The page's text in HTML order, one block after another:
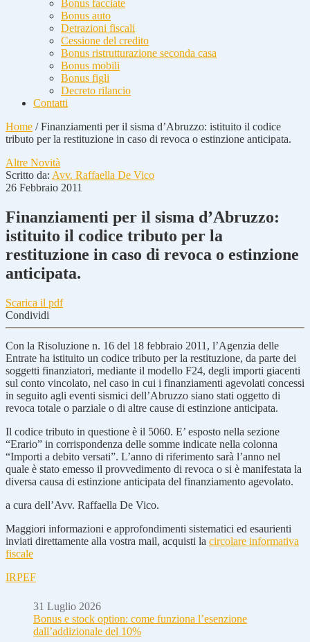
Bonus facciate
Bonus auto
Detrazioni fiscali
Cessione del credito
Bonus ristrutturazione seconda casa
Bonus mobili
Bonus figli
Decreto rilancio
Contatti
Home /Finanziamenti per il sisma d’Abruzzo: istituito il codice
tributo per la restituzione in caso di revoca o estinzione anticipata.
Altre Novità
Scritto da: Avv. Raffaella De Vico
26 Febbraio 2011
Finanziamenti per il sisma d’Abruzzo:
istituito il codice tributo per la
restituzione in caso di revoca o estinzione
anticipata.
Scarica il pdf
Condividi
Con la Risoluzione n. 16 del 18 febbraio 2011, l’Agenzia delle
Entrate ha istituito un codice tributo per la restituzione, da parte dei
soggetti finanziatori, mediante il modello F24, degli importi giacenti
sul conto vincolato, nel caso in cui i finanziamenti agevolati concessi
in seguito agli eventi sismici dell’Abruzzo siano stati oggetto di
revoca totale o parziale o di altre cause di estinzione anticipata.
Il codice tributo in questione è il 5060. E’ esposto nella sezione
“Erario” in corrispondenza delle somme indicate nella colonna
“Importi a debito versati”. L’anno di riferimento sarà l’anno nel
quale è stato emesso il provvedimento di revoca o si è manifestata la
diversa causa di estinzione anticipata del finanziamento agevolato.
a cura dell’Avv. Raffaella De Vico.
Maggiori informazioni e approfondimenti sistematici ed esaurienti
inviati direttamente alla vostra mail, acquisti la circolare informativa
fiscale
IRPEF
31 Luglio 2026
Bonus e stock option: come funziona l’esenzione
dall’addizionale del 10%